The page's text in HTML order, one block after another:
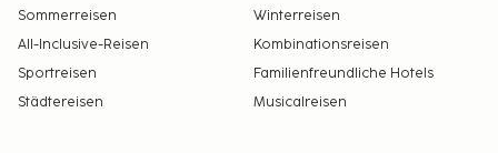
Sommerreisen
Winterreisen
All-Inclusive-Reisen
Kombinationsreisen
Sportreisen
Familienfreundliche Hotels
Städtereisen
Musicalreisen